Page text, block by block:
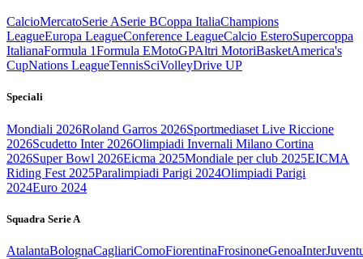
CalcioMercatoSerie ASerie BCoppa ItaliaChampions
LeagueEuropa LeagueConference LeagueCalcio EsteroSupercoppa
ItalianaFormula 1Formula EMotoGPAltri MotoriBasketAmerica's
CupNations LeagueTennisSciVolleyDrive UP
Speciali
Mondiali 2026Roland Garros 2026Sportmediaset Live Riccione
2026Scudetto Inter 2026Olimpiadi Invernali Milano Cortina
2026Super Bowl 2026Eicma 2025Mondiale per club 2025EICMA
Riding Fest 2025Paralimpiadi Parigi 2024Olimpiadi Parigi
2024Euro 2024
Squadra Serie A
AtalantaBolognaCagliariComoFiorentinaFrosinoneGenoaInter